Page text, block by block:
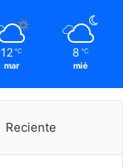
12 ℃
mar
8 ℃
mié
Reciente